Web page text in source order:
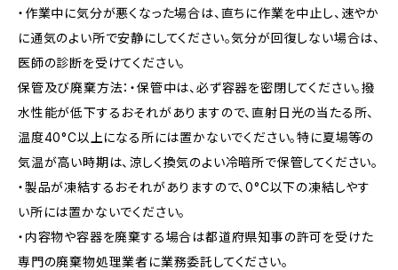
・作業中に気分が悪くなった場合は、直ちに作業を中止し、速やか
に通気のよい所で安静にしてください。気分が回復しない場合は、
医師の診断を受けてください。
保管及び廃棄方法：・保管中は、必ず容器を密閉してください。撥
水性能が低下するおそれがありますので、直射日光の当たる所、
温度40°C以上になる所には置かないでください。特に夏場等の
気温が高い時期は、涼しく換気のよい冷暗所で保管してください。
・製品が凍結するおそれがありますので、0°C以下の凍結しやす
い所には置かないでください。
・内容物や容器を廃棄する場合は都道府県知事の許可を受けた
専門の廃棄物処理業者に業務委託してください。